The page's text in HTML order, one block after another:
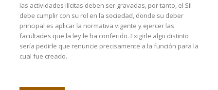
las actividades ilícitas deben ser gravadas, por tanto, el SII
debe cumplir con su rol en la sociedad, donde su deber
principal es aplicar la normativa vigente y ejercer las
facultades que la ley le ha conferido. Exigirle algo distinto
sería pedirle que renuncie precisamente a la función para la
cual fue creado.